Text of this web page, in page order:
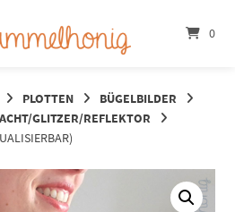
0
PLOTTEN
BÜGELBILDER
GLITZER/REFLEKTOR